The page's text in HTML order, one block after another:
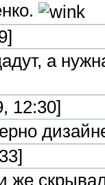
а
12:30]
же